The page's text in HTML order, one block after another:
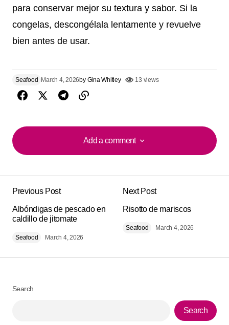
para conservar mejor su textura y sabor. Si la
congelas, descongélala lentamente y revuelve
bien antes de usar.
Seafood March 4, 2026by Gina Whitley 13 views
Add a comment
Add a comment
Required fields are marked*
Comment *
Previous Post
Albóndigas de pescado en
caldillo de jitomate
Seafood March 4, 2026
Next Post
Risotto de mariscos
Seafood March 4, 2026
Search
Search